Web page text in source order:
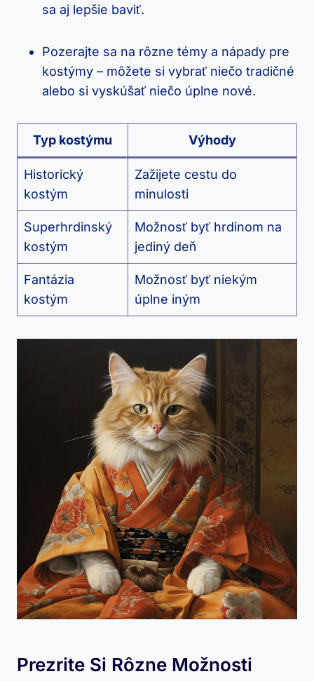
sa aj lepšie baviť.
Pozerajte sa na rôzne témy a nápady pre
kostýmy – môžete si vybrať niečo tradičné
alebo si vyskúšať niečo úplne nové.
Typ kostýmu Výhody
Historický
kostým
Zažijete cestu do
minulosti
Superhrdinský
kostým
Možnosť byť hrdinom na
jediný deň
Fantázia
kostým
Možnosť byť niekým
úplne iným
Prezrite Si Rôzne Možnosti